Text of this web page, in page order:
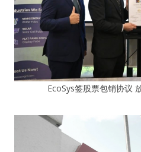
EcoSys签股票包销协议